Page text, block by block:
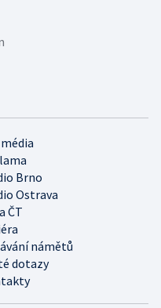
Brno
Ostrava
ČT
námětů
dotazy